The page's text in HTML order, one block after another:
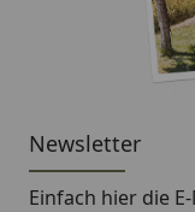
Äquivalenter
vorderer/
Bedienperson
Newsletter
Einfach hier die